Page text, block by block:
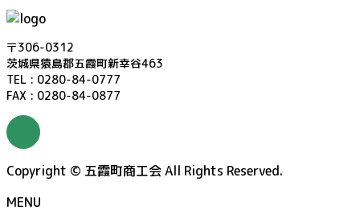
〒306-0312
茨城県猿島郡五霞町新幸谷463
TEL : 0280-84-0777
FAX : 0280-84-0877
Copyright © 五霞町商工会 All Rights Reserved.
MENU